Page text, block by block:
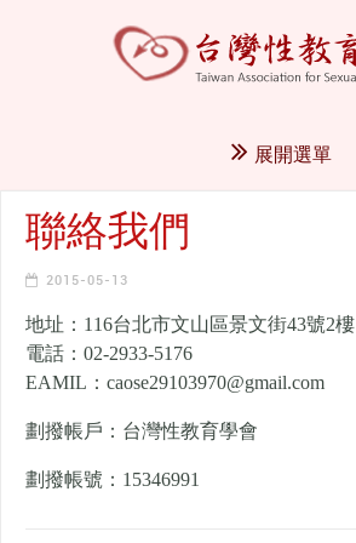
展開選單
聯絡我們
2015-05-13
地址：116台北市文山區景文街43號2樓
電話：02-2933-5176
EAMIL：caose29103970@gmail.com
劃撥帳戶：台灣性教育學會
劃撥帳號：15346991